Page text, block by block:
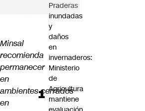
Minsal
recomienda
permanecer
en
ambientescerrados
en
Praderas
inundadas
y
daños
en
invernaderos:
Ministerio
de
Agricultura
mantiene